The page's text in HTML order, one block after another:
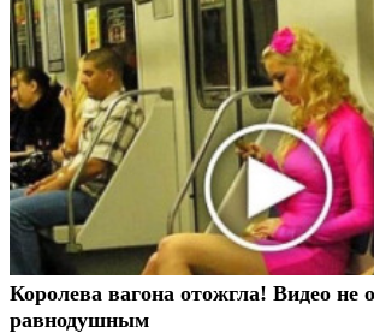
Королева вагона отожгла! Видео не
равнодушным